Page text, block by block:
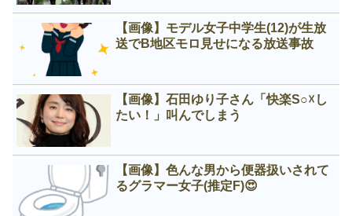
【画像】モデル女子中学生(12)が生放
送でB地区モロ見せになる放送事故
【画像】石田ゆり子さん「快楽S○☓し
たい！」叫んでしまう
【画像】色んな男から便器扱いされて
るグラマー女子(推定F)😍